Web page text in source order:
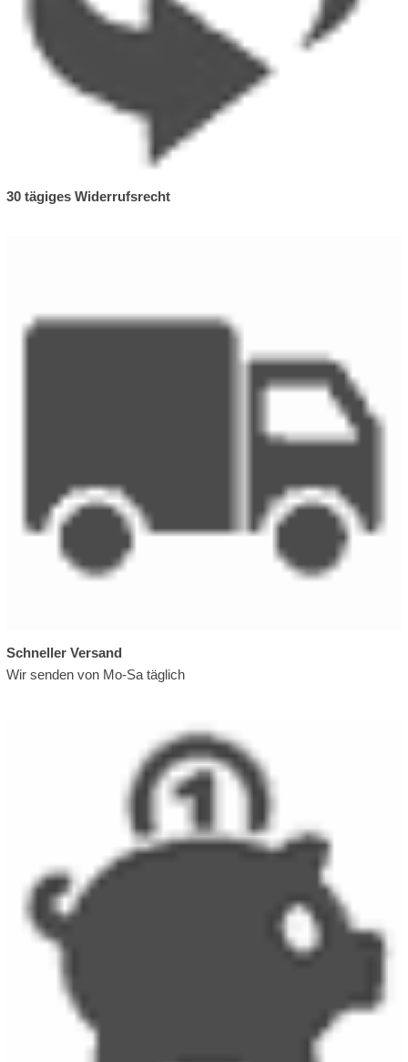
30 tägiges Widerrufsrecht
Schneller Versand
Wir senden von Mo-Sa täglich